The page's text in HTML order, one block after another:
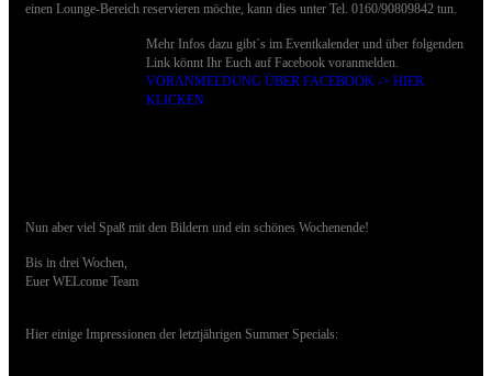
einen Lounge-Bereich reservieren möchte, kann dies unter Tel. 0160/90809842 tun.
Mehr Infos dazu gibt´s im Eventkalender und über folgenden
Link könnt Ihr Euch auf Facebook voranmelden.
VORANMELDUNG ÜBER FACEBOOK -> HIER
KLICKEN
Nun aber viel Spaß mit den Bildern und ein schönes Wochenende!
Bis in drei Wochen,
Euer WELcome Team
Hier einige Impressionen der letztjährigen Summer Specials: